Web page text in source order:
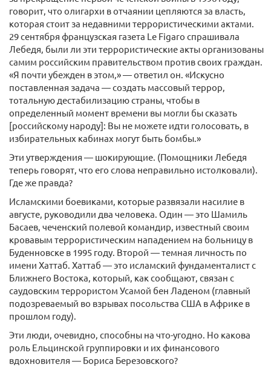
говорит, что олигархи в отчаянии цепляются за власть,
которая стоит за недавними террористическими актами.
29 сентября французская газета Le Figaro спрашивала
Лебедя, были ли эти террористические акты организованы
самим российским правительством против своих граждан.
«Я почти убежден в этом,» — ответил он. «Искусно
поставленная задача — создать массовый террор,
тотальную дестабилизацию страны, чтобы в
определенный момент времени вы могли бы сказать
[российскому народу]: Вы не можете идти голосовать, в
избирательных кабинах могут быть бомбы.»
Эти утверждения — шокирующие. (Помощники Лебедя
теперь говорят, что его слова неправильно истолковали).
Где же правда?
Исламскими боевиками, которые развязали насилие в
августе, руководили два человека. Один — это Шамиль
Басаев, чеченский полевой командир, известный своим
кровавым террористическим нападением на больницу в
Буденновске в 1995 году. Второй — темная личность по
имени Хаттаб. Хаттаб — это исламский фундаменталист с
Ближнего Востока, который, как сообщают, связан с
саудовским террористом Усамой бен Ладеном (главный
подозреваемый во взрывах посольства США в Африке в
прошлом году).
Эти люди, очевидно, способны на что-угодно. Но какова
роль Ельцинской группировки и их финансового
вдохновителя — Бориса Березовского?